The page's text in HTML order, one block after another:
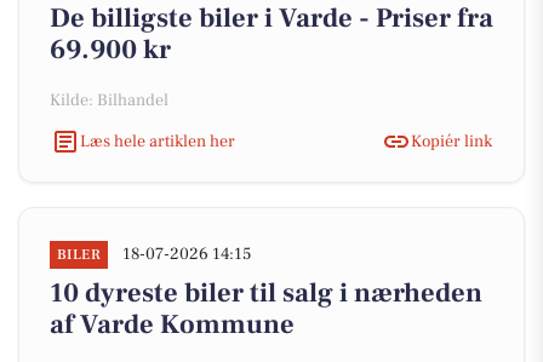
De billigste biler i Varde - Priser fra
69.900 kr
Kilde: Bilhandel
Læs hele artiklen her
Kopiér link
BILER 18-07-2026 14:15
10 dyreste biler til salg i nærheden
af Varde Kommune